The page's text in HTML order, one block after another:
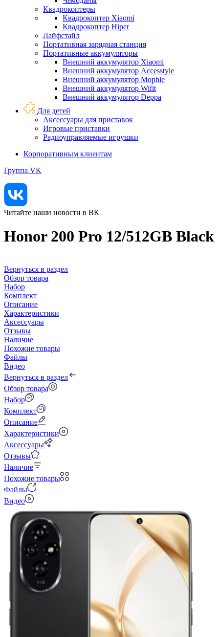
Квадрокоптеры
Квадрокоптер Xiaomi
Квадрокоптер Hiper
Лайфстайл
Портативная зарядная станция
Портативные аккумуляторы
Внешний аккумулятор Xiaomi
Внешний аккумулятор Accesstyle
Внешний аккумулятор Mophie
Внешний аккумулятор Wifit
Внешний аккумулятор Deppa
Для детей
Аксессуары для приставок
Игровые приставки
Радиоуправляемые игрушки
Корпоративным клиентам
Группа VK
Читайте наши новости в ВК
Honor 200 Pro 12/512GB Black
Вернуться в раздел
Обзор товара
Набор
Комплект
Описание
Характеристики
Аксессуары
Отзывы
Наличие
Похожие товары
Файлы
Видео
Вернуться в раздел
Обзор товара
Набор
Комплект
Описание
Характеристики
Аксессуары
Отзывы
Наличие
Похожие товары
Файлы
Видео